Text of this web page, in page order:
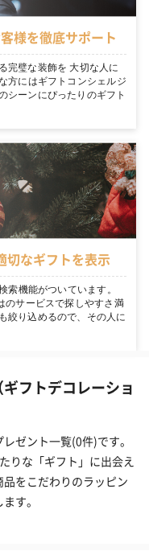
様を徹底サポート
完璧な装飾を 大切な人に
方にはギフトコンシェルジ
シーンにぴったりのギフト
切なギフトを表示
索機能がついています。
のサービスで探しやすさ満
絞り込めるので、その人に
フトデコレーショ
ゼント一覧(0件)です。
りな「ギフト」に出会え
をこだわりのラッピン
す。